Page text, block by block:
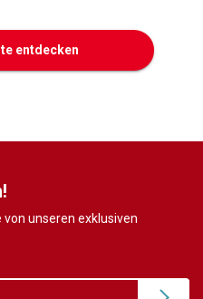
entdecken
unseren exklusiven